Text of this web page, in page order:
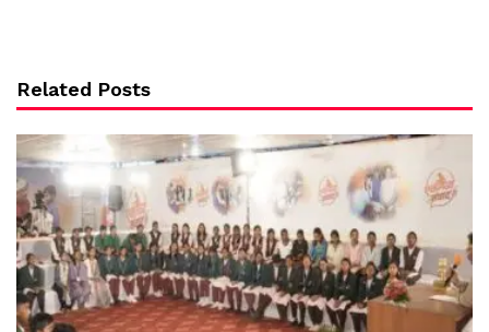
Related Posts